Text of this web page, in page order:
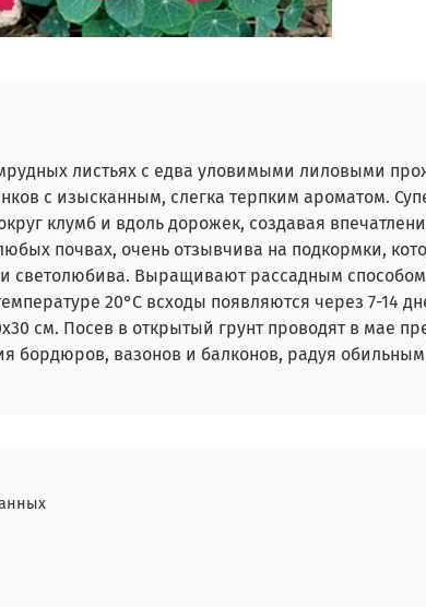
листьях с едва уловимыми лиловыми
с изысканным, слегка терпким ароматом.
клумб и вдоль дорожек, создавая
почвах, очень отзывчива на подкормки,
светолюбива. Выращивают рассадным
20°С всходы появляются через 7-
см. Посев в открытый грунт проводят в мае
бордюров, вазонов и балконов, радуя